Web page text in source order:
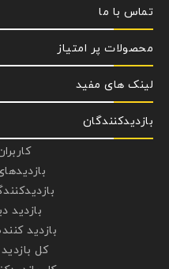
تماس با ما
محصولات پر امتیاز
لینک های مفید
بازدیدکنندگان
بازدید
بازدید
کل